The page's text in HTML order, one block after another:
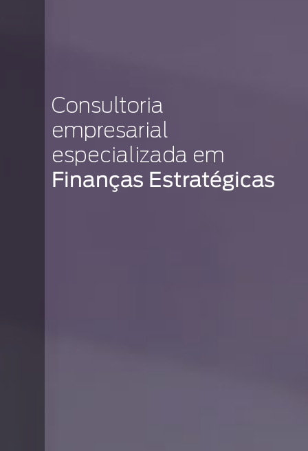
Consultoria
empresarial
especializada em
Finanças Estratégicas